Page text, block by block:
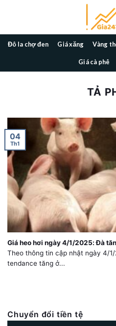
Đô la chợ đen Giá xăng Vàng
Giá cà phê
TẢ
Giá heo hơi ngày 4/1/2025: Đà
Theo thông tin cập nhật ngày 4/
tendance tăng ở...
04
Th1
Chuyển đổi tiền tệ